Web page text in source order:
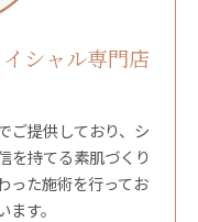
シャル専門店
ご提供しており、シ
を持てる素肌づくり
った施術を行ってお
す。